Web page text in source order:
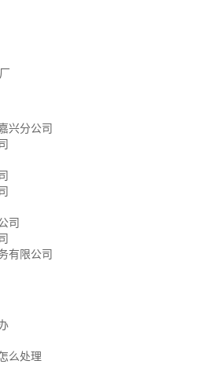
厂
兴分公司
司
有限公司
么处理